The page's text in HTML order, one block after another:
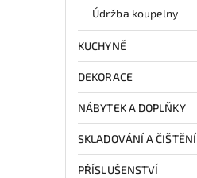
Údržba koupelny
KUCHYNĚ
DEKORACE
NÁBYTEK A DOPLŇKY
SKLADOVÁNÍ A ČIŠTĚNÍ
PŘÍSLUŠENSTVÍ